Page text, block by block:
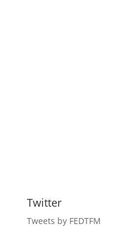
Twitter
Tweets by FEDTFM